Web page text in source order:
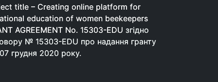
title – Creating online platform for
education of women beekeepers
AGREEMENT No. 15303-EDU згідно
№ 15303-EDU про надання гранту
грудня 2020 року.
title – Creating online platform for
education of women beekeepers
AGREEMENT No. 15303-EDU згідно
№ 15303-EDU про надання гранту
грудня 2020 року.